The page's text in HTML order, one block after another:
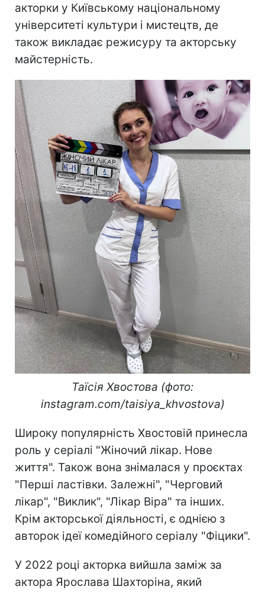
акторки у Київському національному
університеті культури і мистецтв, де
також викладає режисуру та акторську
майстерність.
Таїсія Хвостова (фото:
instagram.com/taisiya_khvostova)
Широку популярність Хвостовій принесла
роль у серіалі "Жіночий лікар. Нове
життя". Також вона знімалася у проєктах
"Перші ластівки. Залежні", "Черговий
лікар", "Виклик", "Лікар Віра" та інших.
Крім акторської діяльності, є однією з
авторок ідеї комедійного серіалу "Фіцики".
У 2022 році акторка вийшла заміж за
актора Ярослава Шахторіна, який